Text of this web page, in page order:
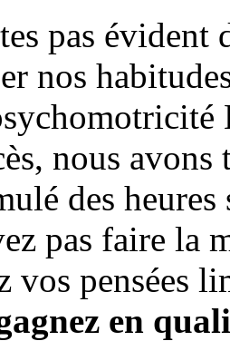
pas
nos
nous
des
pas faire la
vos pensées
en